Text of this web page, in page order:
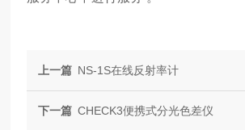
上一篇 NS-1S在线反射率计
下一篇 CHECK3便携式分光色差仪